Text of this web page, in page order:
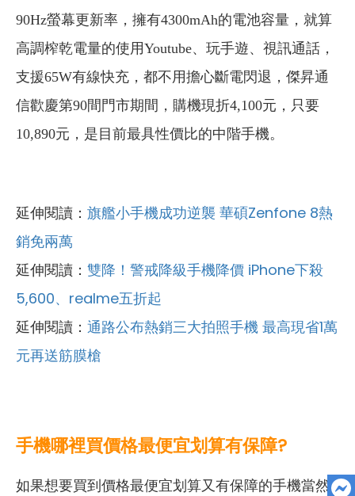
90Hz螢幕更新率，擁有4300mAh的電池容量，就算
高調榨乾電量的使用Youtube、玩手遊、視訊通話，
支援65W有線快充，都不用擔心斷電閃退，傑昇通
信歡慶第90間門市期間，購機現折4,100元，只要
10,890元，是目前最具性價比的中階手機。
延伸閱讀： 旗艦小手機成功逆襲 華碩Zenfone 8熱
銷免兩萬
延伸閱讀： 雙降！警戒降級手機降價 iPhone下殺
5,600、realme五折起
延伸閱讀： 通路公布熱銷三大拍照手機 最高現省1萬
元再送筋膜槍
手機哪裡買價格最便宜划算有保障?
如果想要買到價格最便宜划算又有保障的手機當然